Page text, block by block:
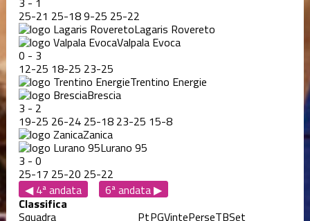
25-21 25-189-25 25-22
Lagaris Rovereto
Valpala Evoca
0 - 3
12-25 18-25 23-25
Trentino Energie
Brescia
3 - 2
19-25 26-24 25-18 23-25 15-8
Zanica
Lurano 95
3 - 0
25-17 25-20 25-22
◀ 4ª andata
6ª andata ▶
Classifica
Squadra PtPGVintePerseTBSet